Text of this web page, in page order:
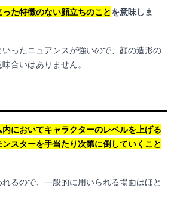
た特徴のない顔立ちのことを意味しま
ったニュアンスが強いので、顔の造形の
合いはありません。
内においてキャラクターのレベルを上げる
スターを手当たり次第に倒していくこと
るので、一般的に用いられる場面はほと